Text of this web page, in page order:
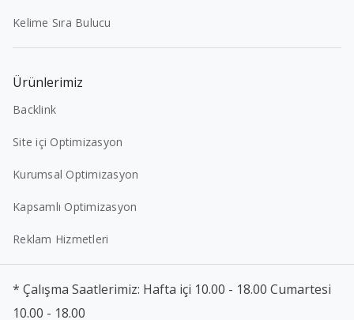
Kelime Sıra Bulucu
Ürünlerimiz
Backlink
Site içi Optimizasyon
Kurumsal Optimizasyon
Kapsamlı Optimizasyon
Reklam Hizmetleri
* Çalışma Saatlerimiz: Hafta içi 10.00 - 18.00 Cumartesi
10.00 - 18.00